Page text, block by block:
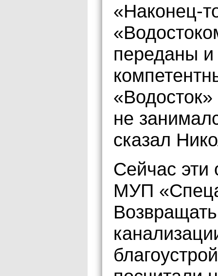
«Наконец-
переданы
не
сказал
Сейчас эти
МУП